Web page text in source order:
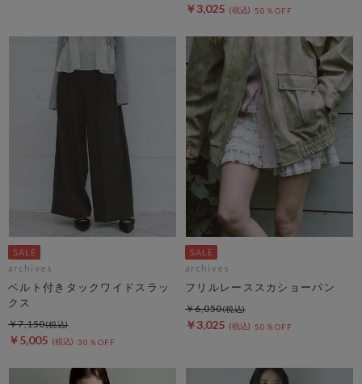
￥3,025 50％OFF
archives
ベルト付きタックワイドスラッ
クス
￥5,005 30％OFF
￥7,150
archives
フリルレーススカショーパン
￥3,025 50％OFF
￥6,050